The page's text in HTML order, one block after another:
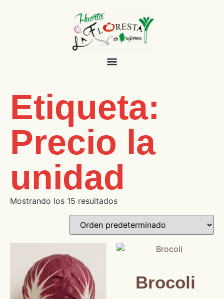
Etiqueta:
Precio la
unidad
Mostrando los 15 resultados
Brocoli